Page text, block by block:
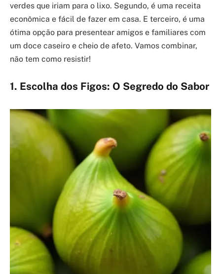
verdes que iriam para o lixo. Segundo, é uma receita
econômica e fácil de fazer em casa. E terceiro, é uma
ótima opção para presentear amigos e familiares com
um doce caseiro e cheio de afeto. Vamos combinar,
não tem como resistir!
1. Escolha dos Figos: O Segredo do Sabor